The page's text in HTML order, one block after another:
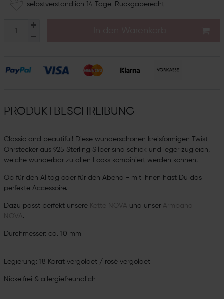
selbstverständlich 14 Tage-Rückgaberecht
PRODUKTBESCHREIBUNG
Classic and beautiful! Diese wunderschönen kreisförmigen Twist-
Ohrstecker aus 925 Sterling Silber sind schick und leger zugleich,
welche wunderbar zu allen Looks kombiniert werden können.
Ob für den Alltag oder für den Abend - mit ihnen hast Du das
perfekte Accessoire.
Dazu passt perfekt unsere Kette NOVA und unser Armband
NOVA.
Durchmesser: ca. 10 mm
Legierung: 18 Karat vergoldet / rosé vergoldet
Nickelfrei & allergiefreundlich